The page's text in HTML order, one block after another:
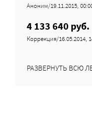
Аноним/19.11.2015,
4 133 640 руб.
Коррекция/16.05.2014,
РАЗВЕРНУТЬ ВСЮ